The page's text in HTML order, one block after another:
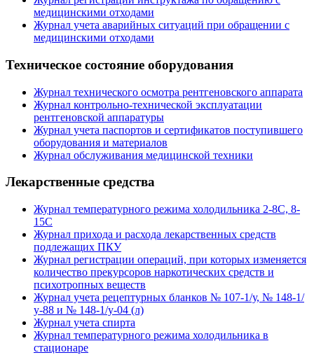
медицинскими отходами
Журнал учета аварийных ситуаций при обращении с
медицинскими отходами
Техническое состояние оборудования
Журнал технического осмотра рентгеновского аппарата
Журнал контрольно-технической эксплуатации
рентгеновской аппаратуры
Журнал учета паспортов и сертификатов поступившего
оборудования и материалов
Журнал обслуживания медицинской техники
Лекарственные средства
Журнал температурного режима холодильника 2-8С, 8-
15С
Журнал прихода и расхода лекарственных средств
подлежащих ПКУ
Журнал регистрации операций, при которых изменяется
количество прекурсоров наркотических средств и
психотропных веществ
Журнал учета рецептурных бланков № 107-1/у, № 148-1/
у-88 и № 148-1/у-04 (л)
Журнал учета спирта
Журнал температурного режима холодильника в
стационаре